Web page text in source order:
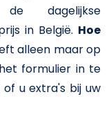
dagelijkse
in België. Hoe
alleen maar op
formulier in te
of u extra's bij uw